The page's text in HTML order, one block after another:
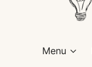
Menu